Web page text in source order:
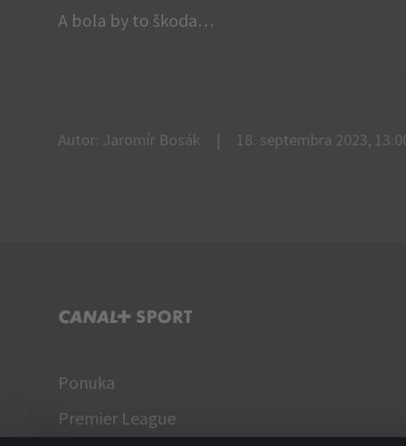
A bola by to škoda…
Autor: Jaromír Bosák 18. septembra 2023,
C+ SPORT
Ponuka
Premier League